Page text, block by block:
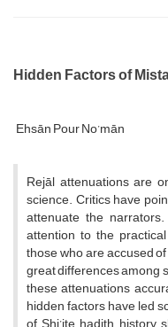
Hidden Factors of
Ehsān Pour No’mān
Rejāl attenuations are
science. Critics have
attenuate the
attention to the
those who are accused
great differences among
these attenuations
hidden factors have led